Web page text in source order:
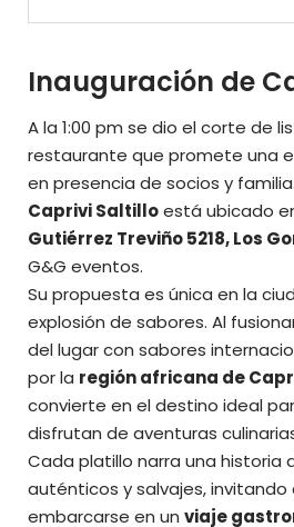
Inauguración de
A la 1:00 pm se dio el corte de
restaurante que promete una
en presencia de socios y familia.
Caprivi Saltilloestá ubicado
Gutiérrez Treviño 5218, Los
G&G eventos.
Su propuesta es única en la
explosión de sabores. Al
del lugar con sabores
por la región africana de
convierte en el destino ideal
disfrutan de aventuras
Cada platillo narra una historia
auténticos y salvajes, invitando
embarcarse en un viaje